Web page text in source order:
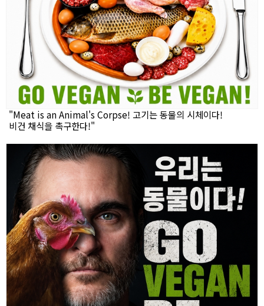
"Meat is an Animal's Corpse! 고기는 동물의 시체이다!
비건 채식을 촉구한다!"